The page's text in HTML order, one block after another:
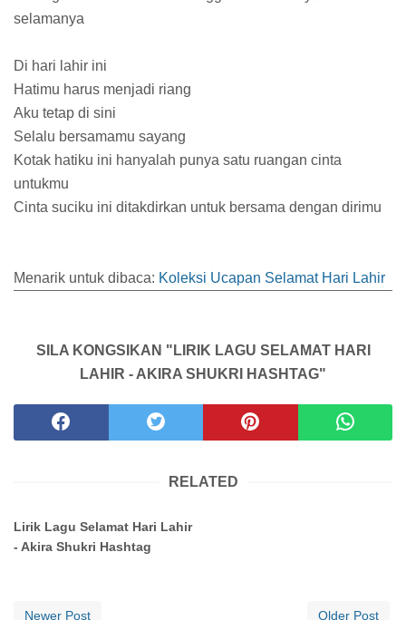
selamanya
Di hari lahir ini
Hatimu harus menjadi riang
Aku tetap di sini
Selalu bersamamu sayang
Kotak hatiku ini hanyalah punya satu ruangan cinta
untukmu
Cinta suciku ini ditakdirkan untuk bersama dengan dirimu
Menarik untuk dibaca: Koleksi Ucapan Selamat Hari Lahir
SILA KONGSIKAN "LIRIK LAGU SELAMAT HARI
LAHIR - AKIRA SHUKRI HASHTAG"
RELATED
Lirik Lagu Selamat Hari Lahir
- Akira Shukri Hashtag
Newer Post Older Post